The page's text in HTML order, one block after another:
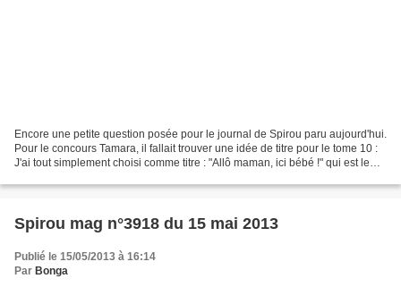
Encore une petite question posée pour le journal de Spirou paru aujourd'hui.
Pour le concours Tamara, il fallait trouver une idée de titre pour le tome 10 :
J'ai tout simplement choisi comme titre : "Allô maman, ici bébé !" qui est le
Spirou mag n°3918 du 15 mai 2013
Publié le 15/05/2013 à 16:14
Par Bonga